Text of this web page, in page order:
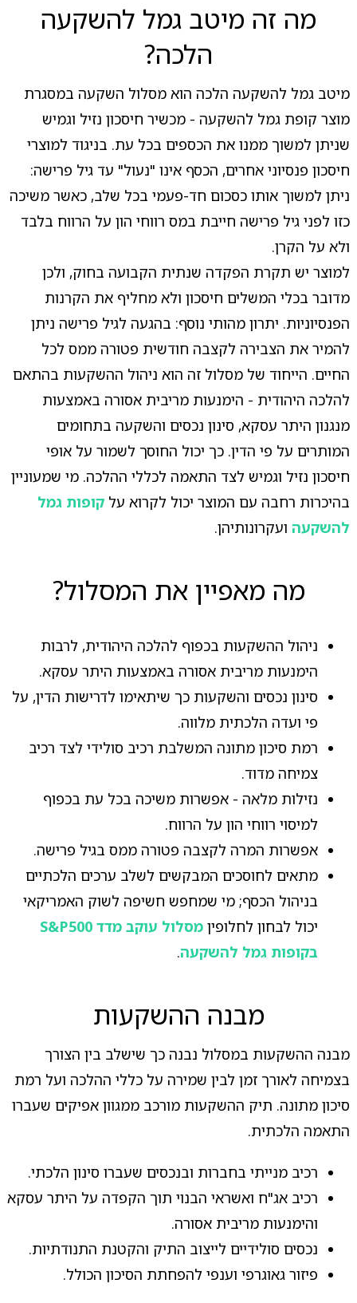
מה זה מיטב גמל להשקעה
הלכה?
מיטב גמל להשקעה הלכה הוא מסלול השקעה במסגרת
מוצר קופת גמל להשקעה - מכשיר חיסכון נזיל וגמיש
שניתן למשוך ממנו את הכספים בכל עת. בניגוד למוצרי
חיסכון פנסיוני אחרים, הכסף אינו "נעול" עד גיל פרישה:
ניתן למשוך אותו כסכום חד-פעמי בכל שלב, כאשר משיכה
כזו לפני גיל פרישה חייבת במס רווחי הון על הרווח בלבד
ולא על הקרן.
למוצר יש תקרת הפקדה שנתית הקבועה בחוק, ולכן
מדובר בכלי המשלים חיסכון ולא מחליף את הקרנות
הפנסיוניות. יתרון מהותי נוסף: בהגעה לגיל פרישה ניתן
להמיר את הצבירה לקצבה חודשית פטורה ממס לכל
החיים. הייחוד של מסלול זה הוא ניהול ההשקעות בהתאם
להלכה היהודית - הימנעות מריבית אסורה באמצעות
מנגנון היתר עסקא, סינון נכסים והשקעה בתחומים
המותרים על פי הדין. כך יכול החוסך לשמור על אופי
חיסכון נזיל וגמיש לצד התאמה לכללי ההלכה. מי שמעוניין
בהיכרות רחבה עם המוצר יכול לקרוא על קופות גמל
להשקעהועקרונותיהן.
מה מאפיין את המסלול?
ניהול ההשקעות בכפוף להלכה היהודית, לרבות
הימנעות מריבית אסורה באמצעות היתר עסקא.
סינון נכסים והשקעות כך שיתאימו לדרישות הדין, על
פי ועדה הלכתית מלווה.
רמת סיכון מתונה המשלבת רכיב סולידי לצד רכיב
צמיחה מדוד.
נזילות מלאה - אפשרות משיכה בכל עת בכפוף
למיסוי רווחי הון על הרווח.
אפשרות המרה לקצבה פטורה ממס בגיל פרישה.
מתאים לחוסכים המבקשים לשלב ערכים הלכתיים
בניהול הכסף; מי שמחפש חשיפה לשוק האמריקאי
יכול לבחון לחלופין
מסלול עוקב מדד S&P500
בקופות גמל להשקעה.
מבנה ההשקעות
מבנה ההשקעות במסלול נבנה כך שישלב בין הצורך
בצמיחה לאורך זמן לבין שמירה על כללי ההלכה ועל רמת
סיכון מתונה. תיק ההשקעות מורכב ממגוון אפיקים שעברו
התאמה הלכתית.
רכיב מנייתי בחברות ובנכסים שעברו סינון הלכתי.
רכיב אג"ח ואשראי הבנוי תוך הקפדה על היתר עסקא
והימנעות מריבית אסורה.
נכסים סולידיים לייצוב התיק והקטנת התנודתיות.
פיזור גאוגרפי וענפי להפחתת הסיכון הכולל.